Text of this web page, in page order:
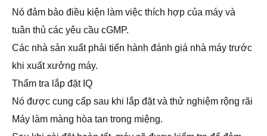
Nó đảm bảo điều kiện làm việc thích hợp của máy và
tuân thủ các yêu cầu cGMP.
Các nhà sản xuất phải tiến hành đánh giá nhà máy trước
khi xuất xưởng máy.
Thẩm tra lắp đặt IQ
Nó được cung cấp sau khi lắp đặt và thử nghiệm rộng rãi
Máy làm màng hòa tan trong miệng.